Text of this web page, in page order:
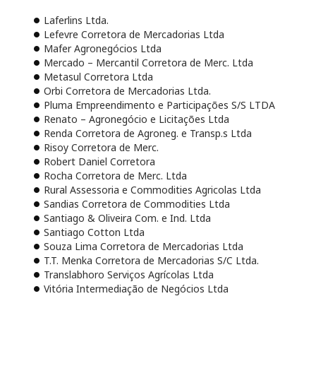
Laferlins Ltda.
Lefevre Corretora de Mercadorias Ltda
Mafer Agronegócios Ltda
Mercado – Mercantil Corretora de Merc. Ltda
Metasul Corretora Ltda
Orbi Corretora de Mercadorias Ltda.
Pluma Empreendimento e Participações S/S LTDA
Renato – Agronegócio e Licitações Ltda
Renda Corretora de Agroneg. e Transp.s Ltda
Risoy Corretora de Merc.
Robert Daniel Corretora
Rocha Corretora de Merc. Ltda
Rural Assessoria e Commodities Agricolas Ltda
Sandias Corretora de Commodities Ltda
Santiago & Oliveira Com. e Ind. Ltda
Santiago Cotton Ltda
Souza Lima Corretora de Mercadorias Ltda
T.T. Menka Corretora de Mercadorias S/C Ltda.
Translabhoro Serviços Agrícolas Ltda
Vitória Intermediação de Negócios Ltda